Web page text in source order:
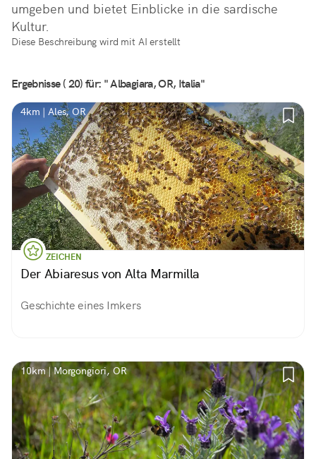
umgeben und bietet Einblicke in die sardische
Kultur.
Diese Beschreibung wird mit AI erstellt
Ergebnisse ( 20) für: " Albagiara, OR, Italia"
4km | Ales, OR
ZEICHEN
Der Abiaresus von Alta Marmilla
Geschichte eines Imkers
10km | Morgongiori, OR